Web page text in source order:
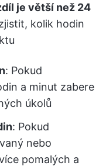
je větší než 24
kolik hodin
: Pokud
a minut zabere
úkolů
: Pokud
nebo
pomalých a